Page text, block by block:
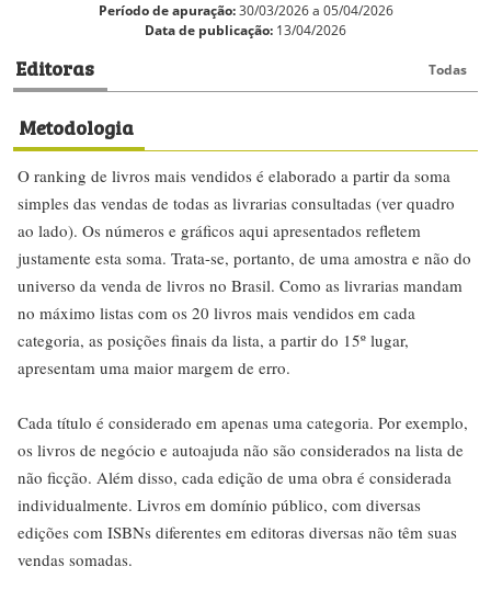
Período de apuração:30/03/2026 a 05/04/2026
Data de publicação: 13/04/2026
Editoras Todas
Metodologia
O ranking de livros mais vendidos é elaborado a partir da soma
simples das vendas de todas as livrarias consultadas (ver quadro
ao lado). Os números e gráficos aqui apresentados refletem
justamente esta soma. Trata-se, portanto, de uma amostra e não do
universo da venda de livros no Brasil. Como as livrarias mandam
no máximo listas com os 20 livros mais vendidos em cada
categoria, as posições finais da lista, a partir do 15º lugar,
apresentam uma maior margem de erro.
Cada título é considerado em apenas uma categoria. Por exemplo,
os livros de negócio e autoajuda não são considerados na lista de
não ficção. Além disso, cada edição de uma obra é considerada
individualmente. Livros em domínio público, com diversas
edições com ISBNs diferentes em editoras diversas não têm suas
vendas somadas.